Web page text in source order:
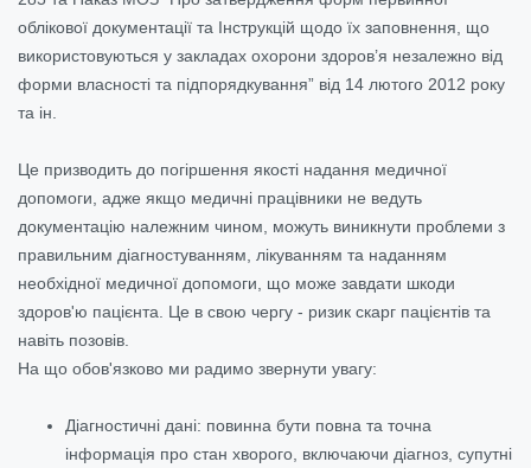
облікової документації та Інструкцій щодо їх заповнення, що
використовуються у закладах охорони здоров’я незалежно від
форми власності та підпорядкування” від 14 лютого 2012 року
та ін.
Це призводить до погіршення якості надання медичної
допомоги, адже якщо медичні працівники не ведуть
документацію належним чином, можуть виникнути проблеми з
правильним діагностуванням, лікуванням та наданням
необхідної медичної допомоги, що може завдати шкоди
здоров'ю пацієнта. Це в свою чергу - ризик скарг пацієнтів та
навіть позовів.
На що обов'язково ми радимо звернути увагу:
Діагностичні дані: повинна бути повна та точна
інформація про стан хворого, включаючи діагноз, супутні